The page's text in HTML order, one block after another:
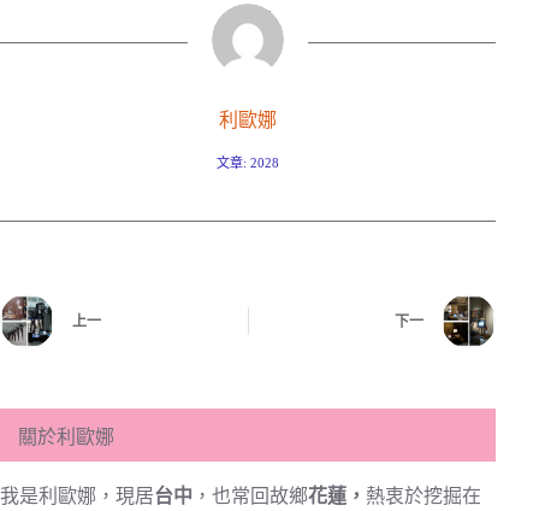
利歐娜
文章: 2028
上一 下一
關於利歐娜
我是利歐娜，現居台中 ，也常回故鄉花蓮， 熱衷於挖掘在